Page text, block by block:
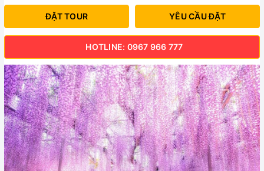
ĐẶT TOUR YÊU CẦU ĐẶT
HOTLINE: 0967 966 777